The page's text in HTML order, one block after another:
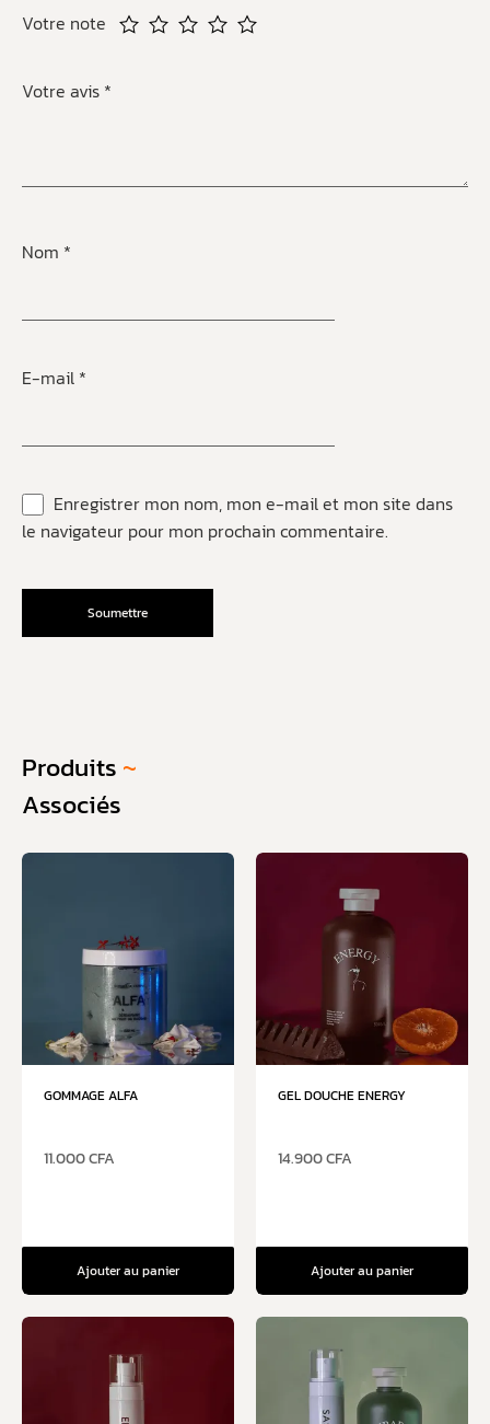
Votre note
Votre avis *
Nom *
E-mail *
Enregistrer mon nom, mon e-mail et mon site dans
le navigateur pour mon prochain commentaire.
Produits ~
Associés
GOMMAGE ALFA
11.000CFA
Ajouter au panier
GEL DOUCHE ENERGY
14.900CFA
Ajouter au panier